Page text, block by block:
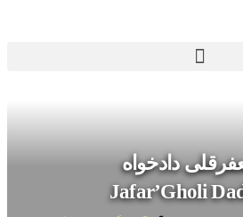
دادخواه
Jafar’Gholi